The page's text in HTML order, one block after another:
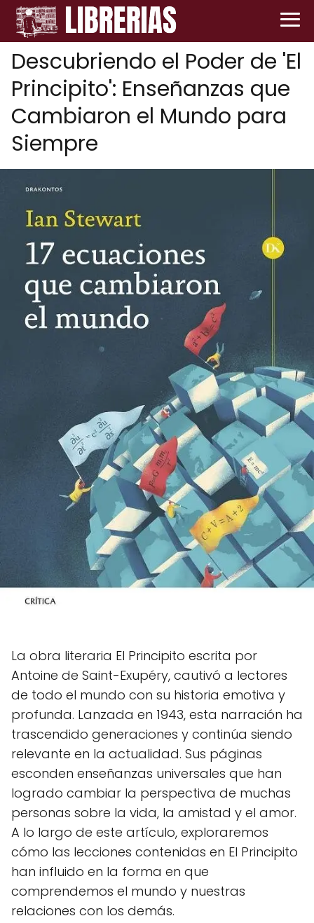
Descubriendo el Poder de 'El
Principito': Enseñanzas que
Cambiaron el Mundo para
Siempre
La obra literaria El Principito escrita por
Antoine de Saint-Exupéry, cautivó a lectores
de todo el mundo con su historia emotiva y
profunda. Lanzada en 1943, esta narración ha
trascendido generaciones y continúa siendo
relevante en la actualidad. Sus páginas
esconden enseñanzas universales que han
logrado cambiar la perspectiva de muchas
personas sobre la vida, la amistad y el amor.
A lo largo de este artículo, exploraremos
cómo las lecciones contenidas en El Principito
han influido en la forma en que
comprendemos el mundo y nuestras
relaciones con los demás.